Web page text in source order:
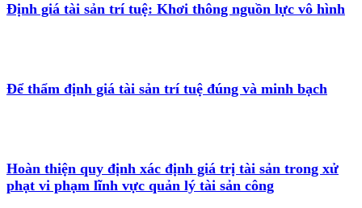
Định giá tài sản trí tuệ: Khơi thông nguồn lực vô hình
Để thẩm định giá tài sản trí tuệ đúng và minh bạch
Hoàn thiện quy định xác định giá trị tài sản trong xử
phạt vi phạm lĩnh vực quản lý tài sản công